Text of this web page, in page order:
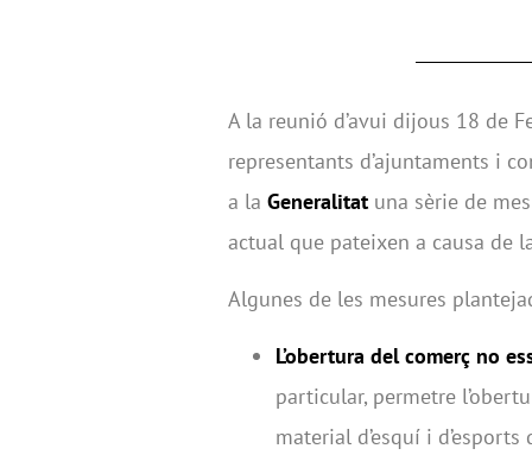
A la reunió d’avui dijous 18 de
representants d’ajuntaments i
a la Generalitat una sèrie de
actual que pateixen a causa de
Algunes de les mesures
L’obertura del comerç no
particular, permetre
material d’esquí i